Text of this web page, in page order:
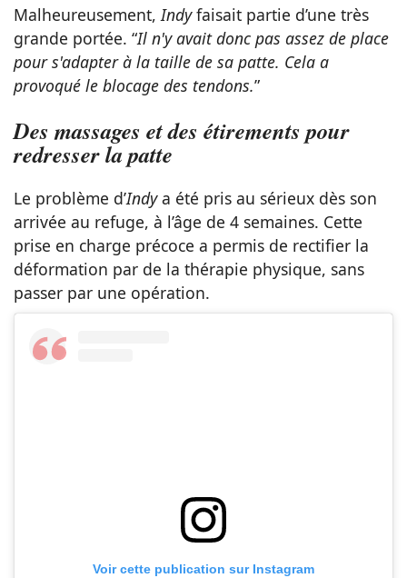
Malheureusement, Indyfaisait partie d’une très
grande portée. “Il n'y avait donc pas assez de place
pour s'adapter à la taille de sa patte. Cela a
provoqué le blocage des tendons.”
Des massages et des étirements pour
redresser la patte
Le problème d’Indya été pris au sérieux dès son
arrivée au refuge, à l’âge de 4 semaines. Cette
prise en charge précoce a permis de rectifier la
déformation par de la thérapie physique, sans
passer par une opération.
Voir cette publication sur Instagram